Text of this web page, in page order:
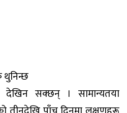
थुनिन्छ
सक्छन् । सामान्यतया